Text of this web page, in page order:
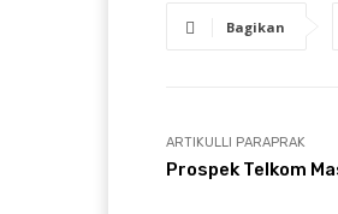
Bagikan
ARTIKULLI PARAPRAK
Prospek Telkom